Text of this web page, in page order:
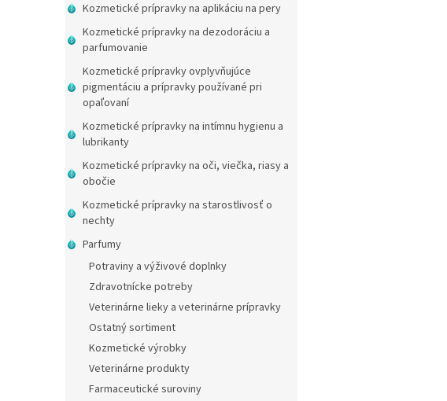
Kozmetické prípravky na aplikáciu na pery
Kozmetické prípravky na dezodoráciu a
parfumovanie
Kozmetické prípravky ovplyvňujúce
pigmentáciu a prípravky používané pri
opaľovaní
Kozmetické prípravky na intímnu hygienu a
lubrikanty
Kozmetické prípravky na oči, viečka, riasy a
obočie
Kozmetické prípravky na starostlivosť o
nechty
Parfumy
Potraviny a výživové doplnky
Zdravotnícke potreby
Veterinárne lieky a veterinárne prípravky
Ostatný sortiment
Kozmetické výrobky
Veterinárne produkty
Farmaceutické suroviny